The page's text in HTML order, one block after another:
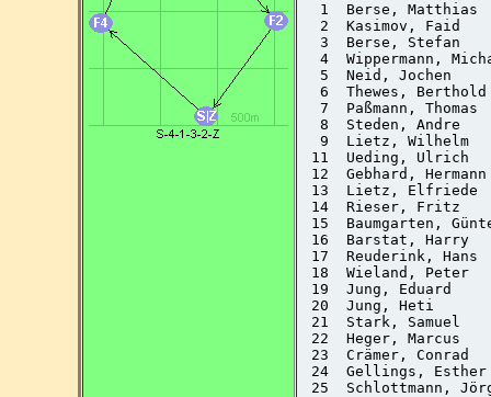
1  Berse, Matthias
2  Kasimov, Faid
3  Berse, Stefan
4  Wippermann,
5  Neid, Jochen
6  Thewes,
7  Paßmann, Thomas
8  Steden, Andre
9  Lietz, Wilhelm
11  Ueding, Ulrich
12  Gebhard,
13  Lietz, Elfriede
14  Rieser, Fritz
15  Baumgarten,
16  Barstat, Harry
17  Reuderink,
18  Wieland, Peter
19  Jung, Eduard
20  Jung, Heti
21  Stark, Samuel
22  Heger, Marcus
23  Crämer, Conrad
24  Gellings,
25  Schlottmann,